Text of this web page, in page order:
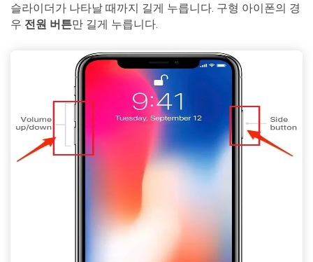
슬라이더가 나타날 때까지 길게 누릅니다. 구형 아이폰의 경
우 전원 버튼만 길게 누릅니다.